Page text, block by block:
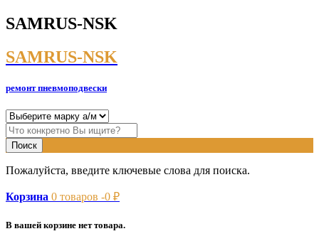
SAMRUS-NSK
SAMRUS-NSK
ремонт пневмоподвески
Пожалуйста, введите ключевые слова для поиска.
Корзина 0 товаров -0 ₽
В вашей корзине нет товара.